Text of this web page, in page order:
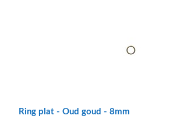
Ring plat - Oud goud - 8mm